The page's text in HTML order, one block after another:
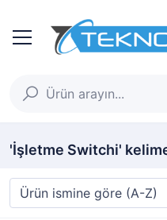
'İşletme Switchi'